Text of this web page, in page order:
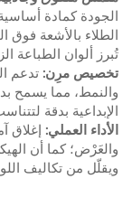
الجودة كمادة
الطلاء بالأشعة فوق
تُبرز ألوان الطباعة
تخصيص مرِن: تدعم
والنمط، مما يسمح
الإبداعية بدقة
الأداء العملي: إغلاق
والعَرْض؛ كما أن
ويقلّل من تكاليف